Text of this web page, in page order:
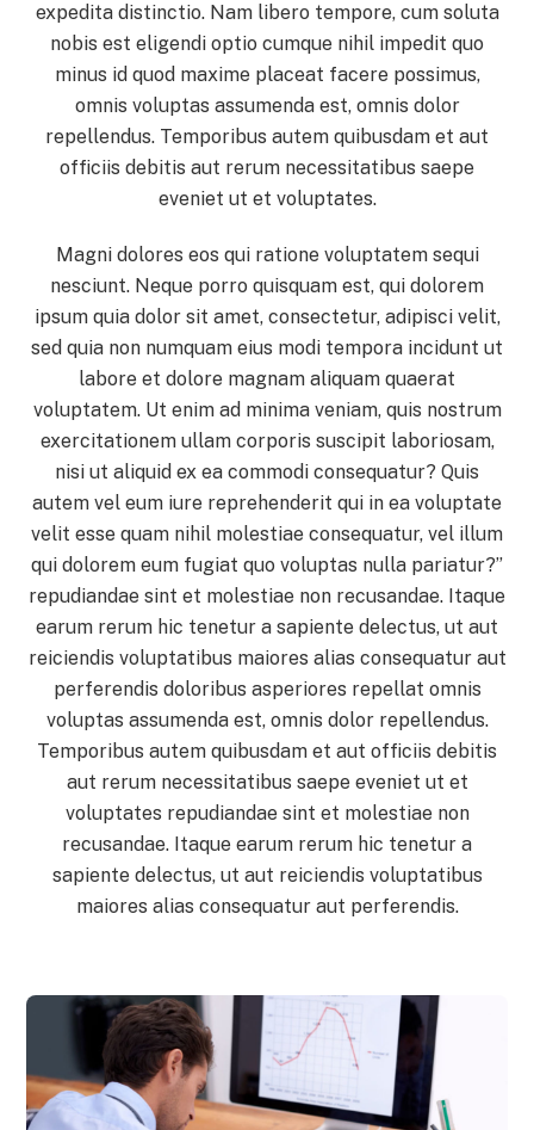
expedita distinctio. Nam libero tempore, cum soluta
nobis est eligendi optio cumque nihil impedit quo
minus id quod maxime placeat facere possimus,
omnis voluptas assumenda est, omnis dolor
repellendus. Temporibus autem quibusdam et aut
officiis debitis aut rerum necessitatibus saepe
eveniet ut et voluptates.
Magni dolores eos qui ratione voluptatem sequi
nesciunt. Neque porro quisquam est, qui dolorem
ipsum quia dolor sit amet, consectetur, adipisci velit,
sed quia non numquam eius modi tempora incidunt ut
labore et dolore magnam aliquam quaerat
voluptatem. Ut enim ad minima veniam, quis nostrum
exercitationem ullam corporis suscipit laboriosam,
nisi ut aliquid ex ea commodi consequatur? Quis
autem vel eum iure reprehenderit qui in ea voluptate
velit esse quam nihil molestiae consequatur, vel illum
qui dolorem eum fugiat quo voluptas nulla pariatur?”
repudiandae sint et molestiae non recusandae. Itaque
earum rerum hic tenetur a sapiente delectus, ut aut
reiciendis voluptatibus maiores alias consequatur aut
perferendis doloribus asperiores repellat omnis
voluptas assumenda est, omnis dolor repellendus.
Temporibus autem quibusdam et aut officiis debitis
aut rerum necessitatibus saepe eveniet ut et
voluptates repudiandae sint et molestiae non
recusandae. Itaque earum rerum hic tenetur a
sapiente delectus, ut aut reiciendis voluptatibus
maiores alias consequatur aut perferendis.